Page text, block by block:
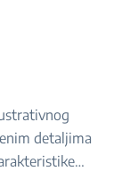
detaljima